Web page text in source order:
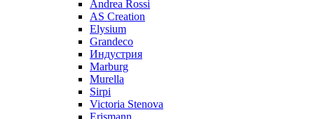
Andrea Rossi
AS Creation
Elysium
Grandeco
Индустрия
Marburg
Murella
Sirpi
Victoria Stenova